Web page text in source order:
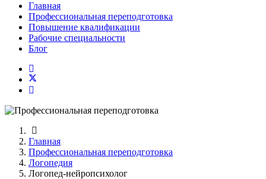
Главная
Профессиональная переподготовка
Повышение квалификации
Рабочие специальности
Блог
Главная
Профессиональная переподготовка
Логопедия
Логопед-нейропсихолог